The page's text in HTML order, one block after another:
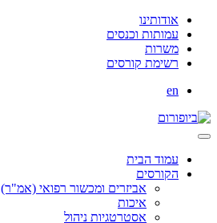
אודותינו
עמותות וכנסים
משרות
רשימת קורסים
en
עמוד הבית
הקורסים
אביזרים ומכשור רפואי (אמ"ר)
איכות
אסטרטגיות ניהול